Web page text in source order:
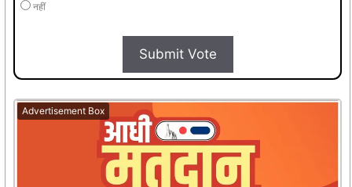
नहीं
Submit Vote
Advertisement Box